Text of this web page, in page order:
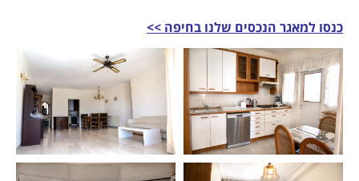
כנסו למאגר הנכסים שלנו בחיפה >>